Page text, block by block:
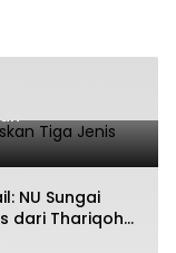
Gratiskan
NU Sungai
dari Thariqoh